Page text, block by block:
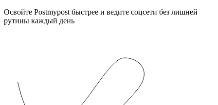
Освойте Postmypost быстрее и ведите соцсети без лишней
рутины каждый день